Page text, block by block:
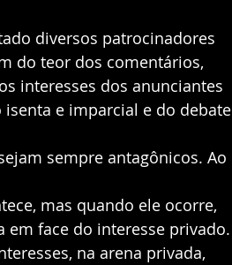
diversos patrocinadores
do teor dos comentários,
interesses dos anunciantes
e imparcial e do debate
sempre antagônicos. Ao
mas quando ele ocorre,
em face do interesse privado.
na arena privada,